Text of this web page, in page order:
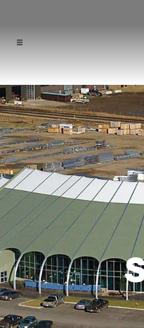
مجالات الاستخدام
المكونات
ميزة Sprung
المتخصصون
نبذة عن الشركة